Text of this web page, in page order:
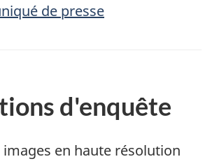
de presse
d'enquête
images en haute résolution